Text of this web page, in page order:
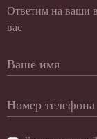
Ответим на ваши
вас